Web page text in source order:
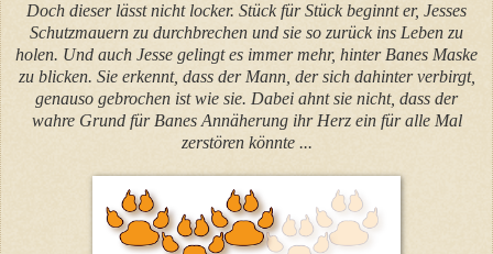
Doch dieser lässt nicht locker. Stück für Stück beginnt er, Jesses
Schutzmauern zu durchbrechen und sie so zurück ins Leben zu
holen. Und auch Jesse gelingt es immer mehr, hinter Banes Maske
zu blicken. Sie erkennt, dass der Mann, der sich dahinter verbirgt,
genauso gebrochen ist wie sie. Dabei ahnt sie nicht, dass der
wahre Grund für Banes Annäherung ihr Herz ein für alle Mal
zerstören könnte ...